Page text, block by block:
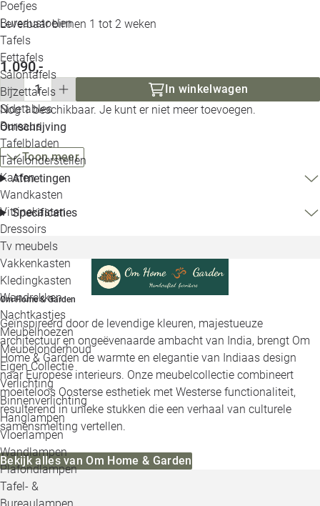
Poefjes
Bureaustoelen
Tafels
Eettafels
Salontafels
Bijzettafels
Sidetables
Bureaus
Tafelbladen
Tafelonderstellen
Kasten
Wandkasten
Vitrinekasten
Dressoirs
Tv meubels
Vakkenkasten
Kledingkasten
Wandrekken
Nachtkastjes
Meubelhoezen
Meubelonderhoud
Eigen Collectie
Verlichting
Binnenverlichting
Hanglampen
Vloerlampen
Wandlampen
Plafondlampen
Tafel- &
Leverbaar binnen 1 tot 2 weken
1.090,-
In winkelwagen
Nog 1 beschikbaar. Je kunt er niet meer toevoegen.
Omschrijving
Toon meer
Afmetingen
Specificaties
Om Home & Garden
Geïnspireerd door de levendige kleuren, majestueuze
architectuur en ongeëvenaarde ambacht van India, brengt Om
Home & Garden de warmte en elegantie van Indiaas design
naar Europese interieurs. Onze meubelcollectie combineert
moeiteloos Oosterse esthetiek met Westerse functionaliteit,
resulterend in unieke stukken die een verhaal van culturele
samensmelting vertellen.
Bekijk alles van Om Home & Garden